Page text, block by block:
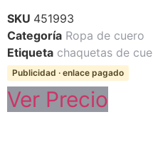
SKU 451993
Categoría Ropa de cuero
Etiqueta chaquetas de
Publicidad · enlace pagado
Ver Precio